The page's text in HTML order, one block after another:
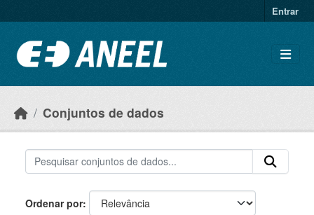
Entrar
Conjuntos de dados
Ordenar por